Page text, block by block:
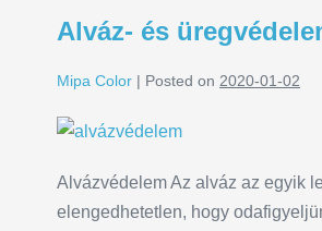
Alváz- és
Mipa Color | Posted on 2020-01-02
Alvázvédelem Az alváz az egyik
elengedhetetlen, hogy